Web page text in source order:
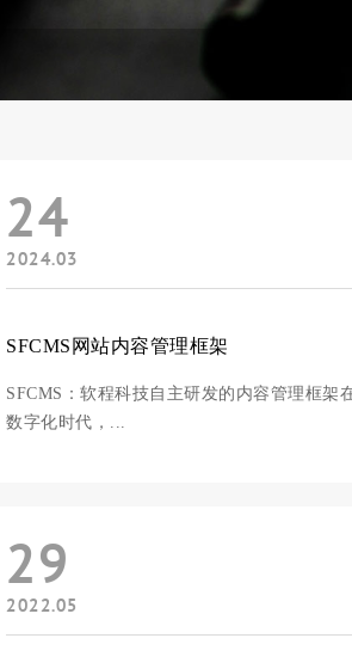
24
2024.03
SFCMS网站内容管理框架
SFCMS：软程科技自主研发的内容管理框架
数字化时代，...
29
2022.05